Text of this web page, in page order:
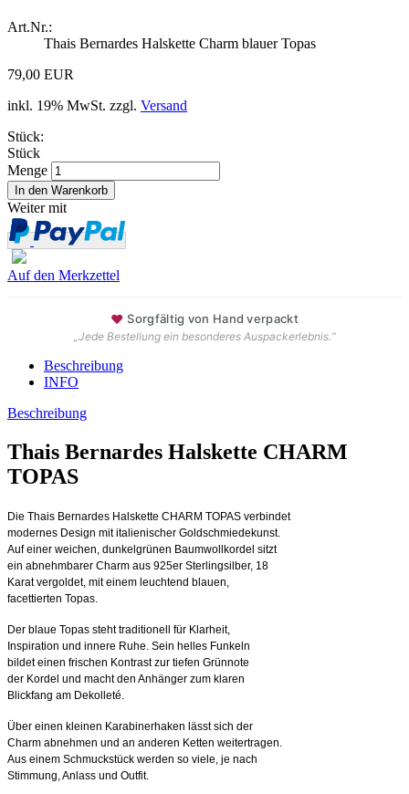
Art.Nr.:
Thais Bernardes Halskette Charm blauer Topas
79,00 EUR
inkl. 19% MwSt. zzgl. Versand
Stück:
Stück
Menge
Weiter mit
Auf den Merkzettel
♥ Sorgfältig von Hand verpackt
„Jede Bestellung ein besonderes Auspackerlebnis.“
Beschreibung
INFO
Beschreibung
Thais Bernardes Halskette CHARM
TOPAS
Die Thais Bernardes Halskette CHARM TOPAS verbindet
modernes Design mit italienischer Goldschmiedekunst.
Auf einer weichen, dunkelgrünen Baumwollkordel sitzt
ein abnehmbarer Charm aus 925er Sterlingsilber, 18
Karat vergoldet, mit einem leuchtend blauen,
facettierten Topas.
Der blaue Topas steht traditionell für Klarheit,
Inspiration und innere Ruhe. Sein helles Funkeln
bildet einen frischen Kontrast zur tiefen Grünnote
der Kordel und macht den Anhänger zum klaren
Blickfang am Dekolleté.
Über einen kleinen Karabinerhaken lässt sich der
Charm abnehmen und an anderen Ketten weitertragen.
Aus einem Schmuckstück werden so viele, je nach
Stimmung, Anlass und Outfit.